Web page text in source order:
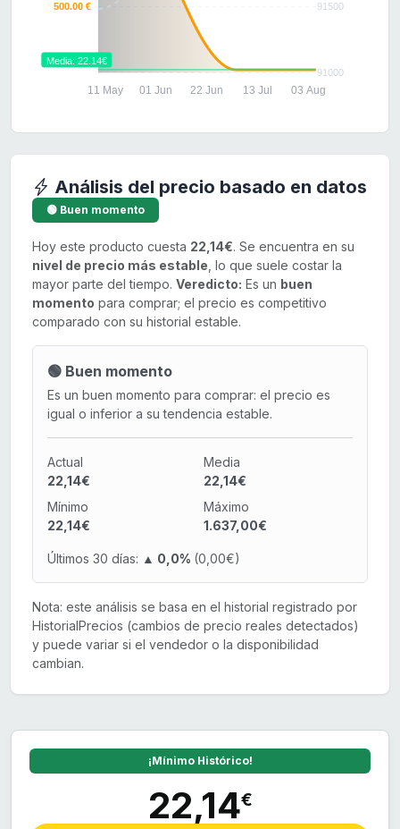
91500
91000
500.00 €
11 May 01 Jun 22 Jun 13 Jul 03 Aug
Media: 22.14€
Análisis del precio basado en datos
🟢 Buen momento
Hoy este producto cuesta 22,14€. Se encuentra en su
nivel de precio más estable , lo que suele costar la
mayor parte del tiempo. Veredicto: Es un buen
momento para comprar; el precio es competitivo
comparado con su historial estable.
🟢 Buen momento
Es un buen momento para comprar: el precio es
igual o inferior a su tendencia estable.
Actual
22,14€
Media
22,14€
Mínimo
22,14€
Máximo
1.637,00€
Últimos 30 días: ▲ 0,0% (0,00€)
Nota: este análisis se basa en el historial registrado por
HistorialPrecios (cambios de precio reales detectados)
y puede variar si el vendedor o la disponibilidad
cambian.
¡Mínimo Histórico!
22,14€